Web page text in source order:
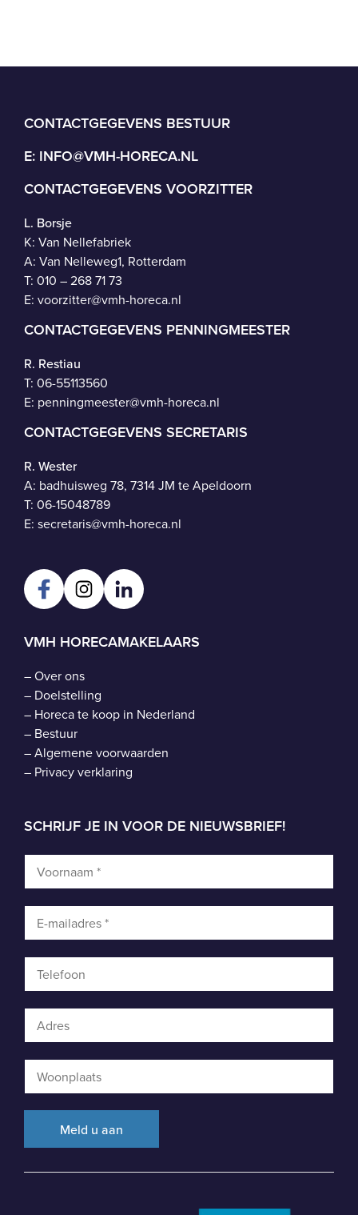
CONTACTGEGEVENS BESTUUR
E: INFO@VMH-HORECA.NL
CONTACTGEGEVENS VOORZITTER
L. Borsje
K: Van Nellefabriek
A: Van Nelleweg1, Rotterdam
T: 010 – 268 71 73
E: voorzitter@vmh-horeca.nl
CONTACTGEGEVENS PENNINGMEESTER
R. Restiau
T: 06-55113560
E: penningmeester@vmh-horeca.nl
CONTACTGEGEVENS SECRETARIS
R. Wester
A: badhuisweg 78, 7314 JM te Apeldoorn
T: 06-15048789
E: secretaris@vmh-horeca.nl
VMH HORECAMAKELAARS
–Over ons
– Doelstelling
– Horeca te koop in Nederland
– Bestuur
–Algemene voorwaarden
– Privacy verklaring
SCHRIJF JE IN VOOR DE NIEUWSBRIEF!